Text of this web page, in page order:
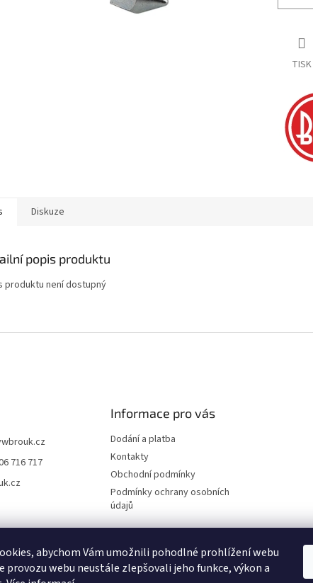
abychom Vám umožnili pohodlné prohlížení webu
provozu webu neustále zlepšovali jeho funkce, výkon a
TISK
Diskuze
popis produktu
produktu není dostupný
716 717
Informace pro vás
Dodání a platba
Kontakty
Obchodní podmínky
Podmínky ochrany osobních
údajů